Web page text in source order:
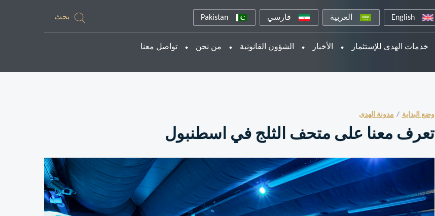
English العربية فارسي Pakistan بحث
خدمات الهدى للإستثمار الأخبار الشؤون القانونية من نحن تواصل معنا
وضع البداية مدونة الهدى
تعرف معنا على متحف الثلج في اسطنبول